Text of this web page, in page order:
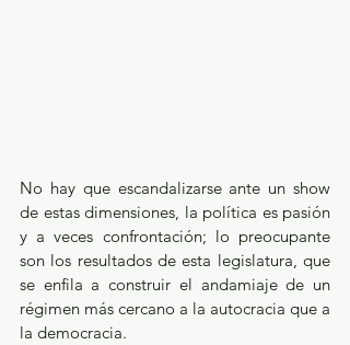
No hay que escandalizarse ante un show
de estas dimensiones, la política es pasión
y a veces confrontación; lo preocupante
son los resultados de esta legislatura, que
se enfila a construir el andamiaje de un
régimen más cercano a la autocracia que a
la democracia.